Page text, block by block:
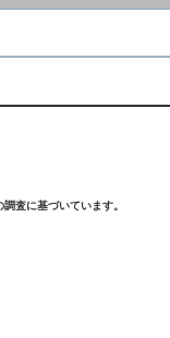
査に基づいています。